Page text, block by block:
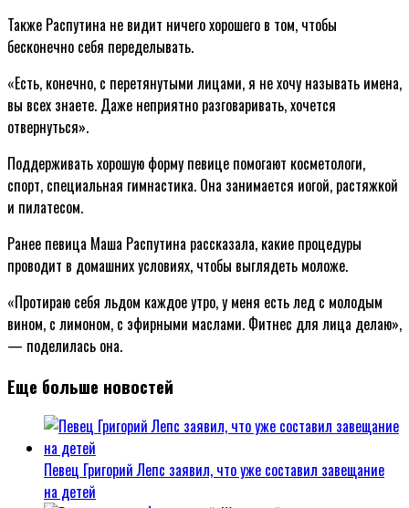
Также Распутина не видит ничего хорошего в том, чтобы
бесконечно себя переделывать.
«Есть, конечно, с перетянутыми лицами, я не хочу называть имена,
вы всех знаете. Даже неприятно разговаривать, хочется
отвернуться».
Поддерживать хорошую форму певице помогают косметологи,
спорт, специальная гимнастика. Она занимается иогой, растяжкой
и пилатесом.
Ранее певица Маша Распутина рассказала, какие процедуры
проводит в домашних условиях, чтобы выглядеть моложе.
«Протираю себя льдом каждое утро, у меня есть лед с молодым
вином, с лимоном, с эфирными маслами. Фитнес для лица делаю»,
— поделилась она.
Еще больше новостей
Певец Григорий Лепс заявил, что уже составил завещание
на детей